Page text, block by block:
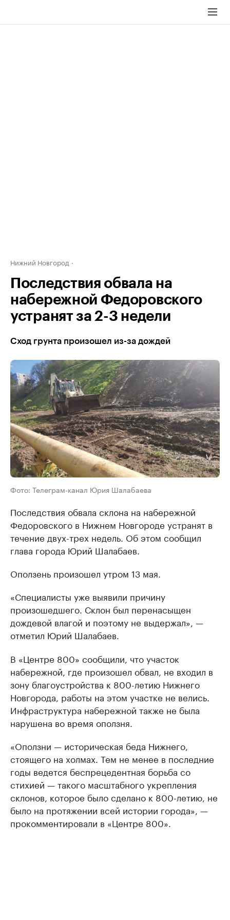
Нижний Новгород
Последствия обвала на
набережной Федоровского
устранят за 2-3 недели
Сход грунта произошел из-за дождей
Фото: Телеграм-канал Юрия Шалабаева
Последствия обвала склона на набережной
Федоровского в Нижнем Новгороде устранят в
течение двух-трех недель. Об этом сообщил
глава города Юрий Шалабаев.
Оползень произошел утром 13 мая.
«Специалисты уже выявили причину
произошедшего. Склон был перенасыщен
дождевой влагой и поэтому не выдержал», —
отметил Юрий Шалабаев.
В «Центре 800» сообщили, что участок
набережной, где произошел обвал, не входил в
зону благоустройства к 800-летию Нижнего
Новгорода, работы на этом участке не велись.
Инфраструктура набережной также не была
нарушена во время оползня.
«Оползни — историческая беда Нижнего,
стоящего на холмах. Тем не менее в последние
годы ведется беспрецедентная борьба со
стихией — такого масштабного укрепления
склонов, которое было сделано к 800-летию, не
было на протяжении всей истории города», —
прокомментировали в «Центре 800».